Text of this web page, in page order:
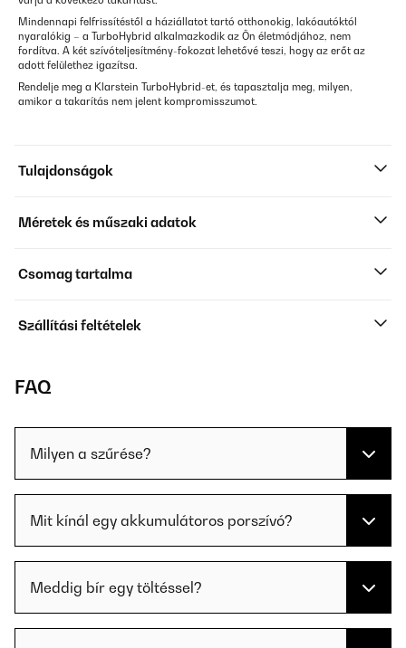
Mindennapi felfrissítéstől a háziállatot tartó otthonokig, lakóautóktól
nyaralókig – a TurboHybrid alkalmazkodik az Ön életmódjához, nem
fordítva. A két szívóteljesítmény-fokozat lehetővé teszi, hogy az erőt az
adott felülethez igazítsa.
Rendelje meg a Klarstein TurboHybrid-et, és tapasztalja meg, milyen,
amikor a takarítás nem jelent kompromisszumot.
Tulajdonságok
Méretek és műszaki adatok
Csomag tartalma
Szállítási feltételek
FAQ
Milyen a szűrése?
Mit kínál egy akkumulátoros porszívó?
Meddig bír egy töltéssel?